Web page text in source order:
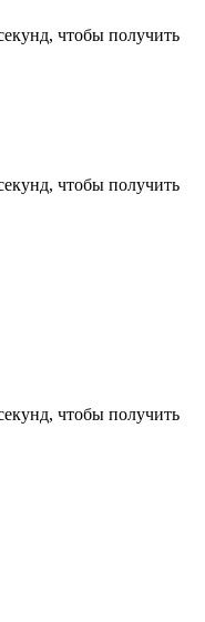
чтобы получить
чтобы получить
чтобы получить